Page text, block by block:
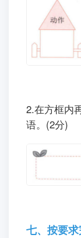
2.在方框内
语。(2分)
七、按要